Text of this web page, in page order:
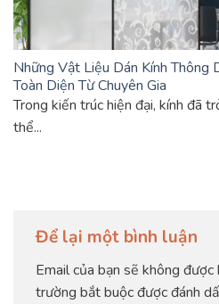
Những Vật Liệu Dán Kính Thông
Toàn Diện Từ Chuyên Gia
Trong kiến trúc hiện đại, kính đã
thể...
Để lại một bình luận
Email của bạn sẽ không được
trường bắt buộc được đánh